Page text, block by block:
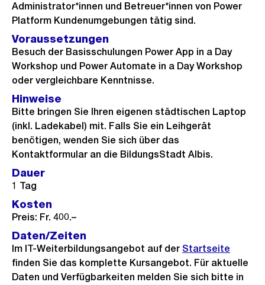
Administrator*innen und Betreuer*innen von Power
Platform Kundenumgebungen tätig sind.
Voraussetzungen
Besuch der Basisschulungen Power App in a Day
Workshop und Power Automate in a Day Workshop
oder vergleichbare Kenntnisse.
Hinweise
Bitte bringen Sie Ihren eigenen städtischen Laptop
(inkl. Ladekabel) mit. Falls Sie ein Leihgerät
benötigen, wenden Sie sich über das
Kontaktformular an die BildungsStadt Albis.
Dauer
1 Tag
Kosten
Preis: Fr. 400.–
Daten/Zeiten
Im IT-Weiterbildungsangebot auf der Startseite
finden Sie das komplette Kursangebot. Für aktuelle
Daten und Verfügbarkeiten melden Sie sich bitte in